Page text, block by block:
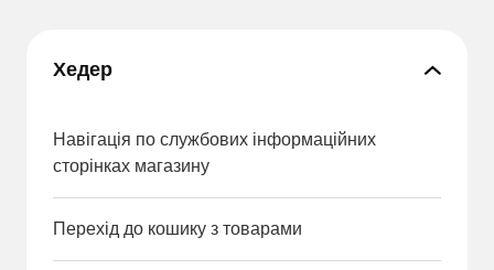
Хедер
Навігація по службових інформаційних
сторінках магазину
Перехід до кошику з товарами